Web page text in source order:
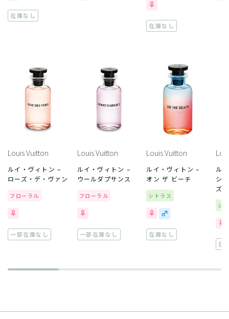
在庫なし
在庫なし
Louis Vuitton
ルイ・ヴィトン –
ローズ・デ・ヴァン
フローラル
一部在庫なし
Louis Vuitton
ルイ・ヴィトン –
ウールダプサンス
フローラル
一部在庫なし
Louis Vuitton
ルイ・ヴィトン –
オン ザ ビーチ
シトラス
在庫なし
ル
シ
ズ
シ
在